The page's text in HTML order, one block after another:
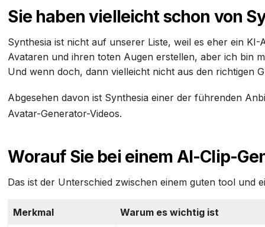
Sie haben vielleicht schon von
Synthesia ist nicht auf unserer Liste, weil es eher ein
Avataren und ihren toten Augen erstellen, aber ich bin
Und wenn doch, dann vielleicht nicht aus den richtigen
Abgesehen davon ist Synthesia einer der führenden
Avatar-Generator-Videos.
Worauf Sie bei einem AI-Clip-
Das ist der Unterschied zwischen einem guten tool und
Merkmal Warum es wichtig ist